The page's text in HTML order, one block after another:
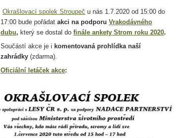
Okrašlovací spolek Stroupeč u nás 1.7.2020 od 15:00 do
17:00 bude pořádat akci na podporu Vrakodávného
dubu, který se dostal do finále ankety Strom roku 2020.
Součástí akce je i komentovaná prohlídka naší
zahrádky (zdarma).
Oficiální letáček akce: